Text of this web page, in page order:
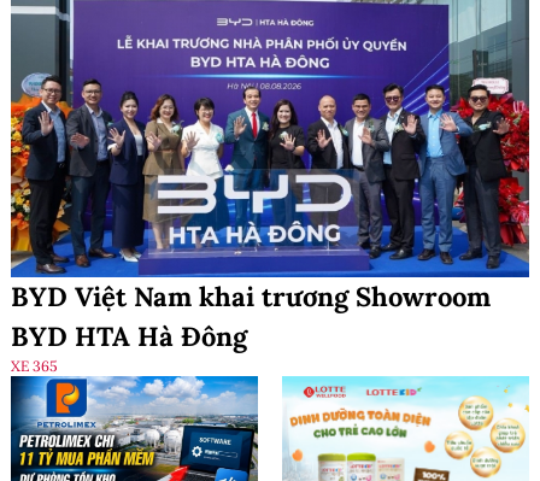
BYD Việt Nam khai trương Showroom
BYD HTA Hà Đông
XE 365